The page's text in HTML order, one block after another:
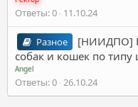
Ответы 0 11.10.24
Разное
[НИИДПО]
собак и кошек по типу
Angel
Ответы 0 26.10.24